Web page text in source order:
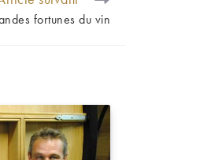
fortunes du vin